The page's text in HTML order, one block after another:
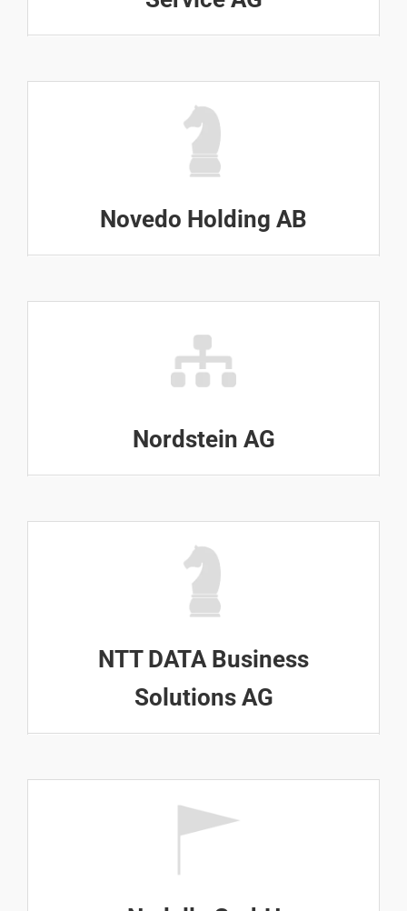
Novedo Holding AB
Nordstein AG
NTT DATA Business
Solutions AG